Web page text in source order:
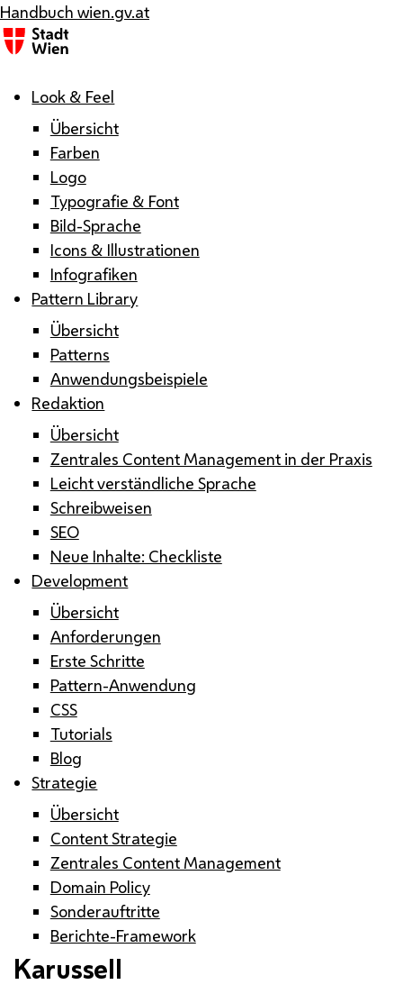
Handbuch wien.gv.at
Look & Feel
Übersicht
Farben
Logo
Typografie & Font
Bild-Sprache
Icons & Illustrationen
Infografiken
Pattern Library
Übersicht
Patterns
Anwendungsbeispiele
Redaktion
Übersicht
Zentrales Content Management in der Praxis
Leicht verständliche Sprache
Schreibweisen
SEO
Neue Inhalte: Checkliste
Development
Übersicht
Anforderungen
Erste Schritte
Pattern-Anwendung
CSS
Tutorials
Blog
Strategie
Übersicht
Content Strategie
Zentrales Content Management
Domain Policy
Sonderauftritte
Berichte-Framework
Karussell